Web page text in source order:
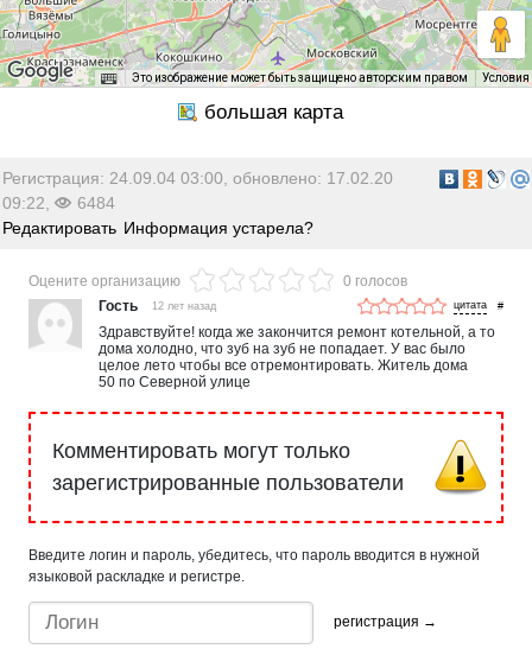
Это изображение может быть защищено авторским правом Условия
Регистрация: 24.09.04 03:00, обновлено: 17.02.20
09:22,
6484
Редактировать Информация устарела?
Оцените организацию
0 голосов
Гость
12 лет назад #
Здравствуйте! когда же закончится ремонт котельной, а то
дома холодно, что зуб на зуб не попадает. У вас было
целое лето чтобы все отремонтировать. Житель дома
50 по Северной улице
Комментировать могут только
зарегистрированные пользователи
Введите логин и пароль, убедитесь, что пароль вводится в нужной
языковой раскладке и регистре.
регистрация →